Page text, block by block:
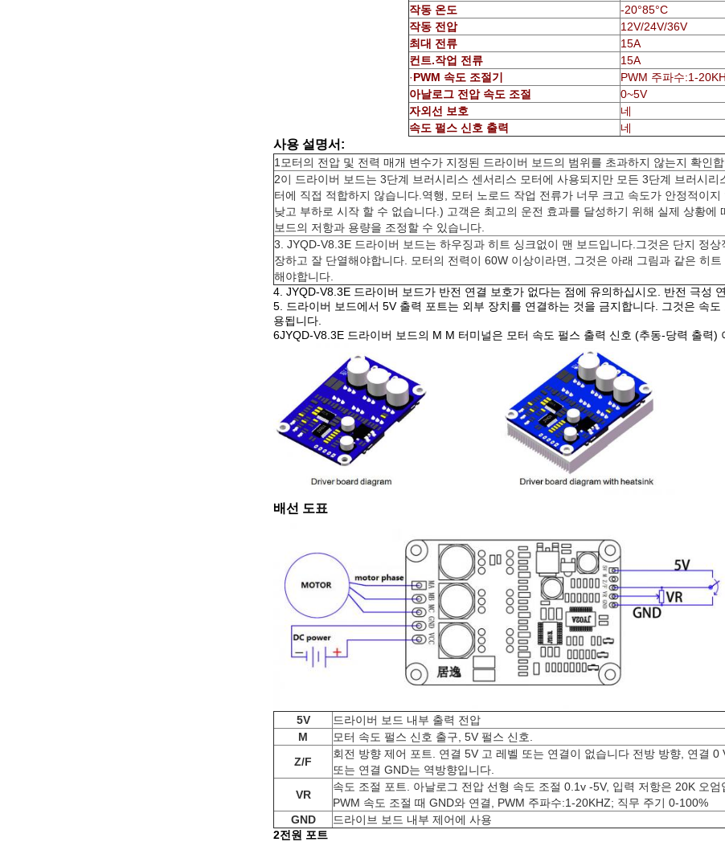
작동 온도
-20°85°C
작동 전압
12V/24V/36V
최대 전류
15A
컨트.작업 전류
15A
·PWM 속도 조절기
PWM 주파수:1-
아날로그 전압 속도 조절
0~5V
자외선 보호
네
속도 펄스 신호 출력
네
사용 설명서:
1모터의 전압 및 전력 매개 변수가 지정된 드라이버 보드의 범위를 초과하지 않는지 확인합
2이 드라이버 보드는 3단계 브러시리스 센서리스 모터에 사용되지만 모든 3단계 브러시리
터에 직접 적합하지 않습니다.역행, 모터 노로드 작업 전류가 너무 크고 속도가 안정적이지
낮고 부하로 시작 할 수 없습니다.) 고객은 최고의 운전 효과를 달성하기 위해 실제 상황에
보드의 저항과 용량을 조정할 수 있습니다.
3. JYQD-V8.3E 드라이버 보드는 하우징과 히트 싱크없이 맨 보드입니다.그것은 단지 정상
장하고 잘 단열해야합니다. 모터의 전력이 60W 이상이라면, 그것은 아래 그림과 같은 히
해야합니다.
4. JYQD-V8.3E 드라이버 보드가 반전 연결 보호가 없다는 점에 유의하십시오. 반전 극성
5. 드라이버 보드에서 5V 출력 포트는 외부 장치를 연결하는 것을 금지합니다. 그것은 속
용됩니다.
6JYQD-V8.3E 드라이버 보드의 M M 터미널은 모터 속도 펄스 출력 신호 (추동-당력 출력)
배선 도표
5V
드라이버 보드 내부 출력 전압
M
모터 속도 펄스 신호 출구, 5V 펄스 신호.
Z/F
회전 방향 제어 포트. 연결 5V 고 레벨 또는 연결이 없습니다 전방 방향, 연결 0
또는 연결 GND는 역방향입니다.
VR
속도 조절 포트. 아날로그 전압 선형 속도 조절 0.1v -5V, 입력 저항은 20K 오엄
PWM 속도 조절 때 GND와 연결, PWM 주파수:1-20KHZ; 직무 주기 0-100%
GND
드라이브 보드 내부 제어에 사용
2전원 포트